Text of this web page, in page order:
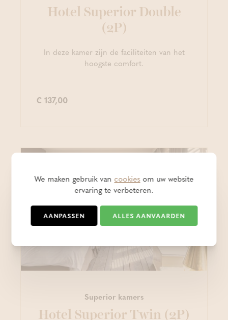
Hotel Superior Double
(2P)
In deze kamer zijn de faciliteiten van het
hoogste comfort.
€ 137,00
Superior kamers
Hotel Superior Twin (2P)
We maken gebruik vancookiesom uw website
ervaring te verbeteren.
AANPASSEN ALLES AANVAARDEN